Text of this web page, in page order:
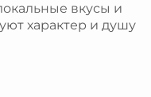
вкусы и
характер и душу